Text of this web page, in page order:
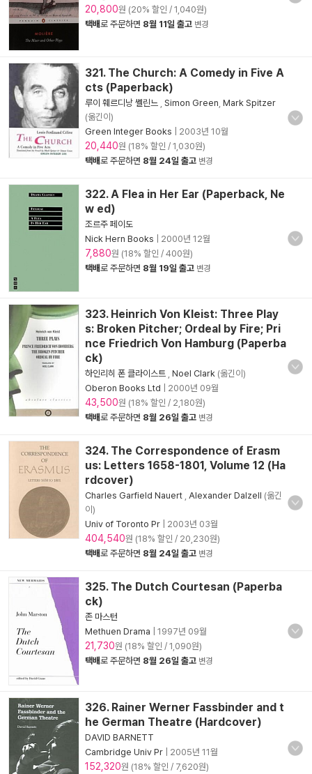
20,800원 (20% 할인 / 1,040원)
택배로 주문하면 8월 11일 출고 변경
321. The Church: A Comedy in Five A
cts (Paperback)
루이 훼르디낭 쎌린느 Simon Green Mark Spitzer
(옮긴이)
Green Integer Books
2003년 10월
20,440원 (18% 할인 / 1,030원)
택배로 주문하면 8월 24일 출고 변경
322. A Flea in Her Ear (Paperback, Ne
w ed)
조르주 페이도
Nick Hern Books
2000년 12월
7,880원 (18% 할인 / 400원)
택배로 주문하면 8월 19일 출고 변경
323. Heinrich Von Kleist: Three Play
s: Broken Pitcher; Ordeal by Fire; Pri
nce Friedrich Von Hamburg (Paperba
ck)
하인리히 폰 클라이스트 Noel Clark (옮긴이)
Oberon Books Ltd
2000년 09월
43,500원 (18% 할인 / 2,180원)
택배로 주문하면 8월 26일 출고 변경
324. The Correspondence of Erasm
us: Letters 1658-1801, Volume 12 (Ha
rdcover)
Charles Garfield Nauert Alexander Dalzell (옮긴
이)
Univ of Toronto Pr
2003년 03월
404,540원 (18% 할인 / 20,230원)
택배로 주문하면 8월 24일 출고 변경
325. The Dutch Courtesan (Paperba
ck)
존 마스턴
Methuen Drama
1997년 09월
21,730원 (18% 할인 / 1,090원)
택배로 주문하면 8월 26일 출고 변경
326. Rainer Werner Fassbinder and t
he German Theatre (Hardcover)
DAVID BARNETT
Cambridge Univ Pr
2005년 11월
152,320원 (18% 할인 / 7,620원)